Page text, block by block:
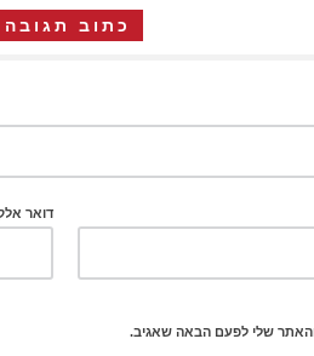
כתוב תגובה
דואר
שלי לפעם הבאה שאגיב.